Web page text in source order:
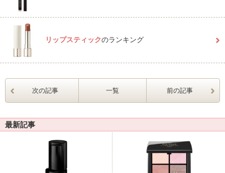
リップスティックのランキング
次の記事 一覧 前の記事
最新記事